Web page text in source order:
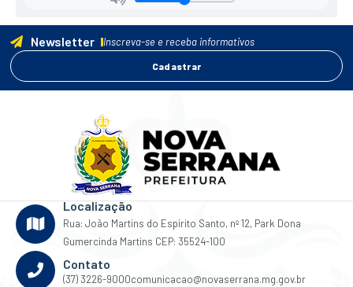
Newsletter Inscreva-se e receba informativos
Cadastrar
Localização
Rua: João Martins do Espirito Santo, nº 12, Park Dona
Gumercinda Martins CEP: 35524-100
Contato
(37) 3226-9000comunicacao@novaserrana.mg.gov.br